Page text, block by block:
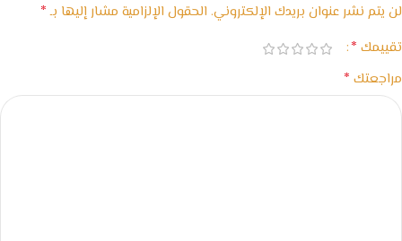
لن يتم نشر عنوان بريدك الإلكتروني. الحقول الإلزامية مشار إليها بـ*
تقييمك *
مراجعتك *